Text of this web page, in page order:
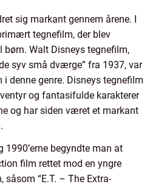
sig markant gennem årene. I
tegnefilm, der blev
børn. Walt Disneys tegnefilm,
syv små dværge” fra 1937, var
denne genre. Disneys tegnefilm
og fantasifulde karakterer
og har siden været et markant
1990’erne begyndte man at
film rettet mod en yngre
såsom “E.T. – The Extra-